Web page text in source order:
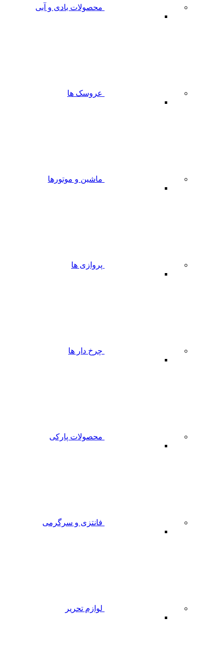
محصولات بادی و آبی
عروسک ها
ماشین و موتورها
پروازی ها
چرخ دار ها
محصولات پارکی
فانتزی و سرگرمی
لوازم تحریر